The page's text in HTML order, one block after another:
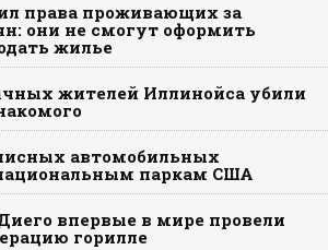
права проживающих за
они не смогут оформить
жилье
жителей Иллинойса убили
автомобильных
паркам США
впервые в мире провели
горилле